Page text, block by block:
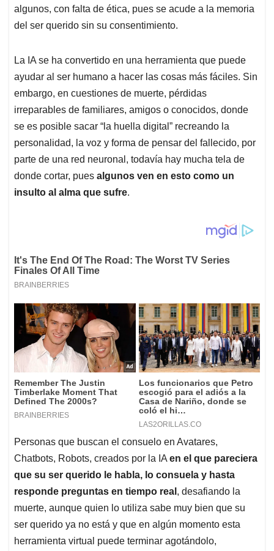
algunos, con falta de ética, pues se acude a la memoria
del ser querido sin su consentimiento.
La IA se ha convertido en una herramienta que puede
ayudar al ser humano a hacer las cosas más fáciles. Sin
embargo, en cuestiones de muerte, pérdidas
irreparables de familiares, amigos o conocidos, donde
se es posible sacar “la huella digital” recreando la
personalidad, la voz y forma de pensar del fallecido, por
parte de una red neuronal, todavía hay mucha tela de
donde cortar, pues algunos ven en esto como un
insulto al alma que sufre.
Personas que buscan el consuelo en Avatares,
Chatbots, Robots, creados por la IA en el que pareciera
que su ser querido le habla, lo consuela y hasta
responde preguntas en tiempo real , desafiando la
muerte, aunque quien lo utiliza sabe muy bien que su
ser querido ya no está y que en algún momento esta
herramienta virtual puede terminar agotándolo,